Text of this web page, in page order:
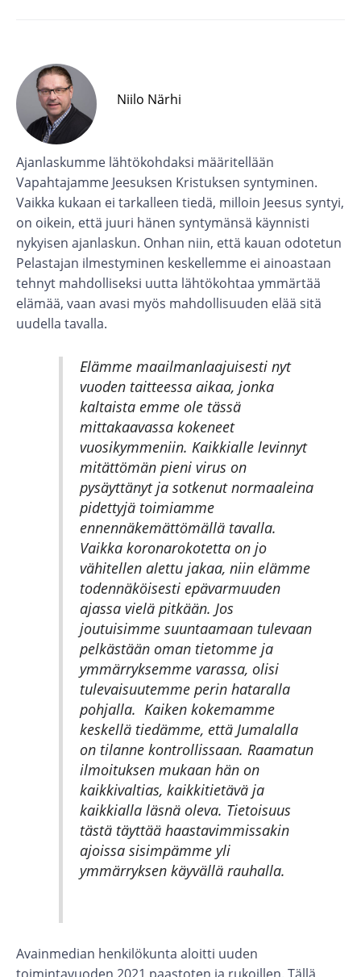
Niilo Närhi
Ajanlaskumme lähtökohdaksi määritellään
Vapahtajamme Jeesuksen Kristuksen syntyminen.
Vaikka kukaan ei tarkalleen tiedä, milloin Jeesus syntyi,
on oikein, että juuri hänen syntymänsä käynnisti
nykyisen ajanlaskun. Onhan niin, että kauan odotetun
Pelastajan ilmestyminen keskellemme ei ainoastaan
tehnyt mahdolliseksi uutta lähtökohtaa ymmärtää
elämää, vaan avasi myös mahdollisuuden elää sitä
uudella tavalla.
Elämme maailmanlaajuisesti nyt
vuoden taitteessa aikaa, jonka
kaltaista emme ole tässä
mittakaavassa kokeneet
vuosikymmeniin. Kaikkialle levinnyt
mitättömän pieni virus on
pysäyttänyt ja sotkenut normaaleina
pidettyjä toimiamme
ennennäkemättömällä tavalla.
Vaikka koronarokotetta on jo
vähitellen alettu jakaa, niin elämme
todennäköisesti epävarmuuden
ajassa vielä pitkään. Jos
joutuisimme suuntaamaan tulevaan
pelkästään oman tietomme ja
ymmärryksemme varassa, olisi
tulevaisuutemme perin hataralla
pohjalla. Kaiken kokemamme
keskellä tiedämme, että Jumalalla
on tilanne kontrollissaan. Raamatun
ilmoituksen mukaan hän on
kaikkivaltias, kaikkitietävä ja
kaikkialla läsnä oleva. Tietoisuus
tästä täyttää haastavimmissakin
ajoissa sisimpämme yli
ymmärryksen käyvällä rauhalla.
Avainmedian henkilökunta aloitti uuden